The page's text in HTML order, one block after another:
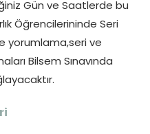
Gün ve Saatlerde bu
Öğrencilerininde Seri
yorumlama,seri ve
Bilsem Sınavında